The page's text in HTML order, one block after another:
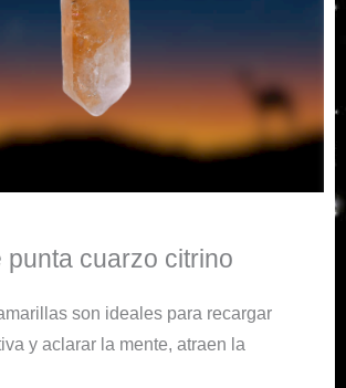
punta cuarzo citrino
son ideales para recargar
y aclarar la mente, atraen la